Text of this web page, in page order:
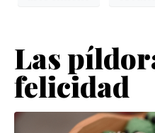
Las
felicidad